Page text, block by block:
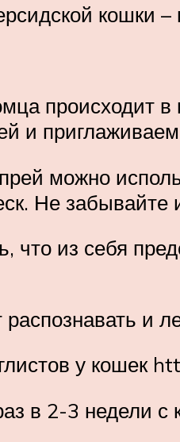
кошки
происходит в
и
можно
Не забывайте
что из себя
распознавать и
у кошек
в 2-3 недели